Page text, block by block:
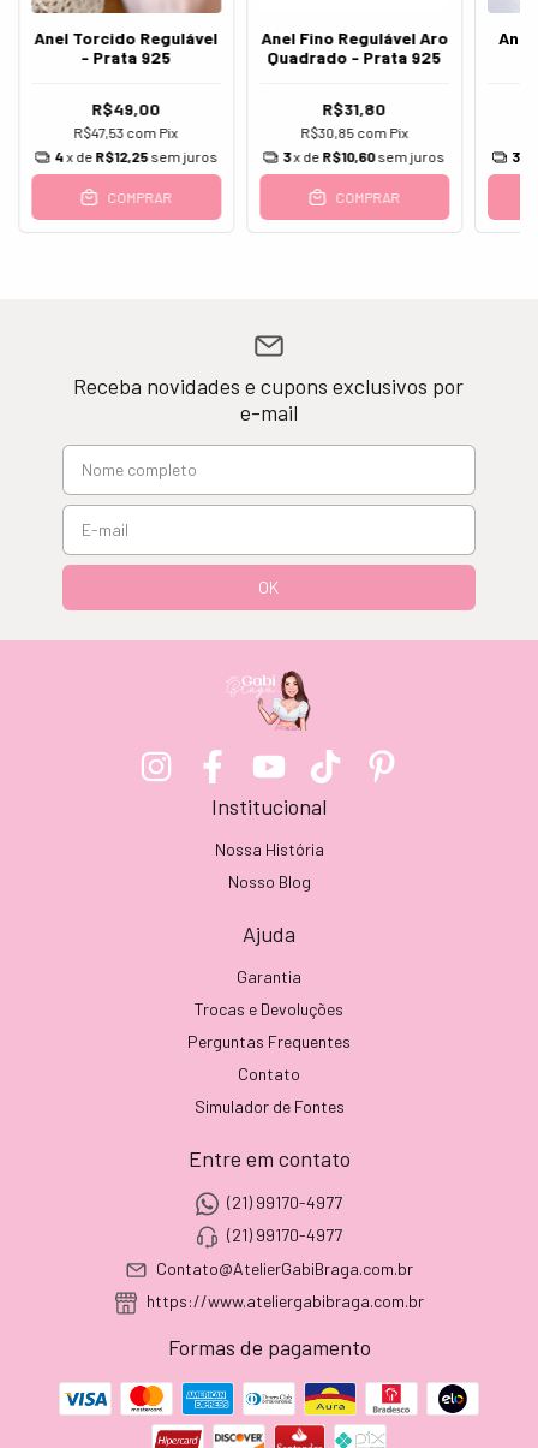
Anel Torcido Regulável
- Prata 925
R$49,00
R$47,53 com Pix
4x de R$12,25 sem juros
COMPRAR
Anel Fino Regulável Aro
Quadrado - Prata 925
R$31,80
R$30,85 com Pix
3x de R$10,60sem juros
COMPRAR
Anel
3
Receba novidades e cupons exclusivos por
e-mail
Institucional
Nossa História
Nosso Blog
Ajuda
Garantia
Trocas e Devoluções
Perguntas Frequentes
Contato
Simulador de Fontes
Entre em contato
(21) 99170-4977
(21) 99170-4977
Contato@AtelierGabiBraga.com.br
https://www.ateliergabibraga.com.br
Formas de pagamento